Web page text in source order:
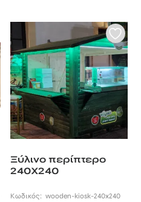
Ξύλινο περίπτερο
240Χ240
Κωδικός:wooden-kiosk-240x240